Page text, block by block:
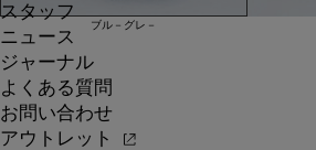
スタッフ
ニュース
ジャーナル
よくある質問
お問い合わせ
アウトレット
ブル－グレ－